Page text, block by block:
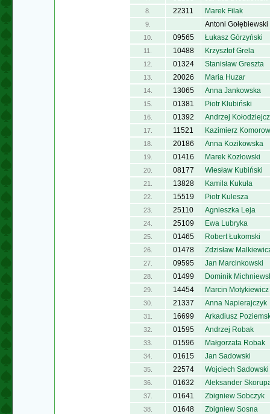
8. 22311 Marek Filak
9. Antoni Gołębiewski
10. 09565 Łukasz Górzyński
11. 10488 Krzysztof Grela
12. 01324 Stanisław Greszta
13. 20026 Maria Huzar
14. 13065 Anna Jankowska
15. 01381 Piotr Klubiński
16. 01392 Andrzej
17. 11521 Kazimierz
18. 20186 Anna Kozikowska
19. 01416 Marek Kozłowski
20. 08177 Wiesław Kubiński
21. 13828 Kamila Kukuła
22. 15519 Piotr Kulesza
23. 25110 Agnieszka Leja
24. 25109 Ewa Lubryka
25. 01465 Robert Łukomski
26. 01478 Zdzisław
27. 09595 Jan Marcinkowski
28. 01499 Dominik
29. 14454 Marcin Motykiewicz
30. 21337 Anna Napierajczyk
31. 16699 Arkadiusz
32. 01595 Andrzej Robak
33. 01596 Małgorzata Robak
34. 01615 Jan Sadowski
35. 22574 Wojciech Sadowski
36. 01632 Aleksander
37. 01641 Zbigniew Sobczyk
38. 01648 Zbigniew Sosna